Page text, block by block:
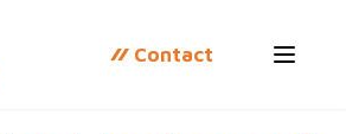
Contact
Open